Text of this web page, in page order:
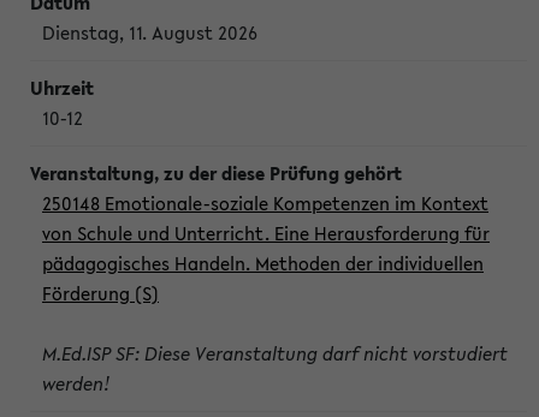
Dienstag, 11. August 2026
10-12
250148 Emotionale-soziale Kompetenzen im Kontext
von Schule und Unterricht. Eine Herausforderung für
pädagogisches Handeln. Methoden der individuellen
Förderung (S)
M.Ed.ISP SF: Diese Veranstaltung darf nicht vorstudiert
werden!